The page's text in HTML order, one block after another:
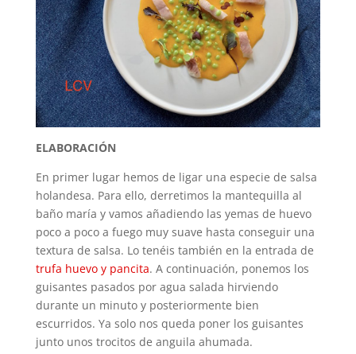
ELABORACIÓN
En primer lugar hemos de ligar una especie de salsa
holandesa. Para ello, derretimos la mantequilla al
baño maría y vamos añadiendo las yemas de huevo
poco a poco a fuego muy suave hasta conseguir una
textura de salsa. Lo tenéis también en la entrada de
trufa huevo y pancita. A continuación, ponemos los
guisantes pasados por agua salada hirviendo
durante un minuto y posteriormente bien
escurridos. Ya solo nos queda poner los guisantes
junto unos trocitos de anguila ahumada.